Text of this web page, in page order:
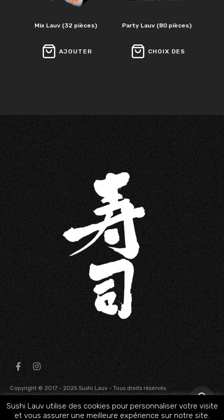
Mix Lauv (32 pièces)
AJOUTER
Party Lauv (80 pièces)
CHOIX DES
Copyright © 2017 - 2025 Sushi Lauv - Tous droits réservés
- -
générales de ventes
Une boutique développée par IDEALWEB
Sushi Lauv utilise des cookies pour personnaliser votre visite
et vous assurer une meilleure expérience sur notre site.